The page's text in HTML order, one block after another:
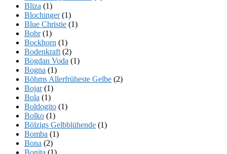
Bliza (1)
Blochinger(1)
Blue Christie (1)
Bobr(1)
Bockhorn (1)
Bodenkraft (2)
Bogdan Voda (1)
Bogna (1)
Böhms Allerfrüheste Gelbe (2)
Bojar(1)
Bola (1)
Boldogito (1)
Bolko (1)
Bölzigs Gelbblühende (1)
Bomba (1)
Bona (2)
Bonita (1)